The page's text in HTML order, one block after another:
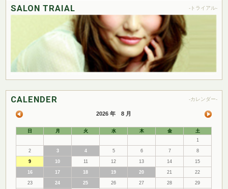
SALON TRAIAL -トライアル-
CALENDER -カレンダー-
2026 年 8 月
日 月 火 水 木 金
土
1
2 3 4 5 6 7 8
9 10 11 12 13 14 15
16 17 18 19 20 21 22
23 24 25 26 27 28 29